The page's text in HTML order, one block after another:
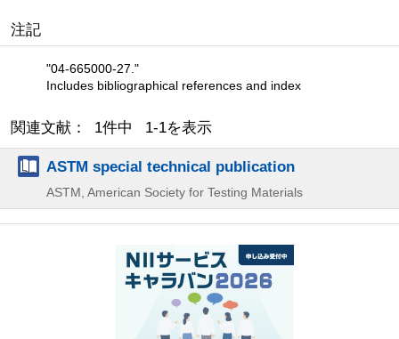
注記
"04-665000-27."
Includes bibliographical references and index
関連文献： 1件中 1-1を表示
ASTM special technical publication
ASTM, American Society for Testing Materials